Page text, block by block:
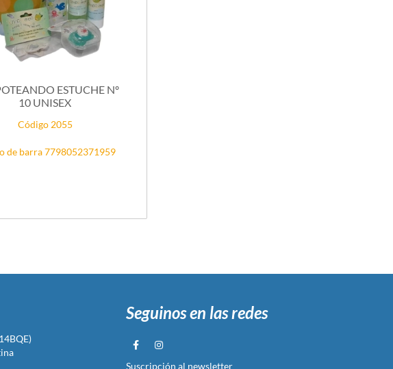
ESTUCHE Nº
10 UNISEX
Código 2055
de barra 7798052371959
Seguinos en las redes
Suscripción al newsletter